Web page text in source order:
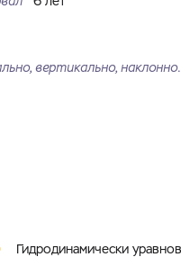
вертикально, наклонно.
Гидродинамически